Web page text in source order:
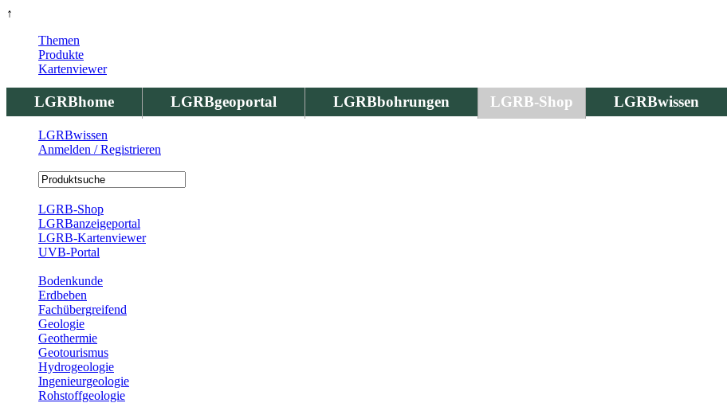
↑
LGRBhome LGRBgeoportal LGRBbohrungen LGRB-Shop LGRBwissen
Themen
Produkte
Kartenviewer
LGRBwissen
Anmelden / Registrieren
LGRB-Shop
LGRBanzeigeportal
LGRB-Kartenviewer
UVB-Portal
Bodenkunde
Erdbeben
Fachübergreifend
Geologie
Geothermie
Geotourismus
Hydrogeologie
Ingenieurgeologie
Rohstoffgeologie